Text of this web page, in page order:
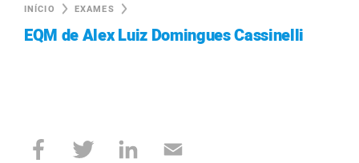
INÍCIO EXAMES
EQM de Alex Luiz Domingues Cassinelli